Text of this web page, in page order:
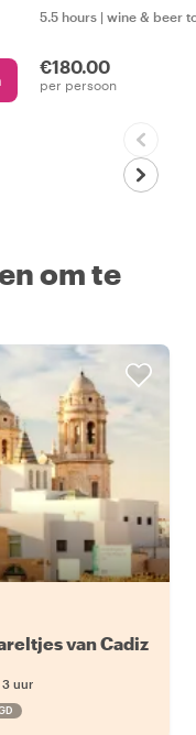
5.5 hours | wine & beer
€180.00
per persoon
om te
van Cadiz
3 uur